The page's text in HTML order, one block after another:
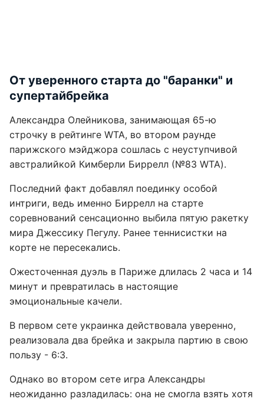
От уверенного старта до "баранки" и
супертайбрейка
Александра Олейникова, занимающая 65-ю
строчку в рейтинге WTA, во втором раунде
парижского мэйджора сошлась с неуступчивой
австралийкой Кимберли Биррелл (№83 WTA).
Последний факт добавлял поединку особой
интриги, ведь именно Биррелл на старте
соревнований сенсационно выбила пятую ракетку
мира Джессику Пегулу. Ранее теннисистки на
корте не пересекались.
Ожесточенная дуэль в Париже длилась 2 часа и 14
минут и превратилась в настоящие
эмоциональные качели.
В первом сете украинка действовала уверенно,
реализовала два брейка и закрыла партию в свою
пользу - 6:3.
Однако во втором сете игра Александры
неожиданно разладилась: она не смогла взять хотя